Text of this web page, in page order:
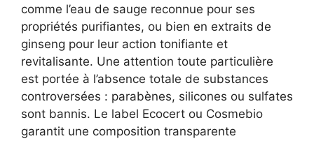
comme l’eau de sauge reconnue pour ses
propriétés purifiantes, ou bien en extraits de
ginseng pour leur action tonifiante et
revitalisante. Une attention toute particulière
est portée à l’absence totale de substances
controversées : parabènes, silicones ou sulfates
sont bannis. Le label Ecocert ou Cosmebio
garantit une composition transparente